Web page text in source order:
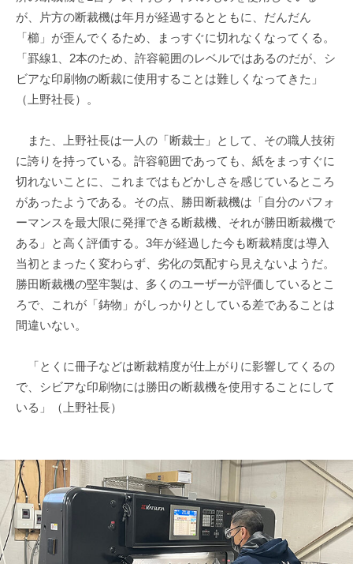
が、片方の断裁機は年月が経過するとともに、だんだん
「櫛」が歪んでくるため、まっすぐに切れなくなってくる。
「罫線1、2本のため、許容範囲のレベルではあるのだが、シ
ビアな印刷物の断裁に使用することは難しくなってきた」
（上野社長）。
また、上野社長は一人の「断裁士」として、その職人技術
に誇りを持っている。許容範囲であっても、紙をまっすぐに
切れないことに、これまではもどかしさを感じているところ
があったようである。その点、勝田断裁機は「自分のパフォ
ーマンスを最大限に発揮できる断裁機、それが勝田断裁機で
ある」と高く評価する。3年が経過した今も断裁精度は導入
当初とまったく変わらず、劣化の気配すら見えないようだ。
勝田断裁機の堅牢製は、多くのユーザーが評価しているとこ
ろで、これが「鋳物」がしっかりとしている差であることは
間違いない。
「とくに冊子などは断裁精度が仕上がりに影響してくるの
で、シビアな印刷物には勝田の断裁機を使用することにして
いる」（上野社長）